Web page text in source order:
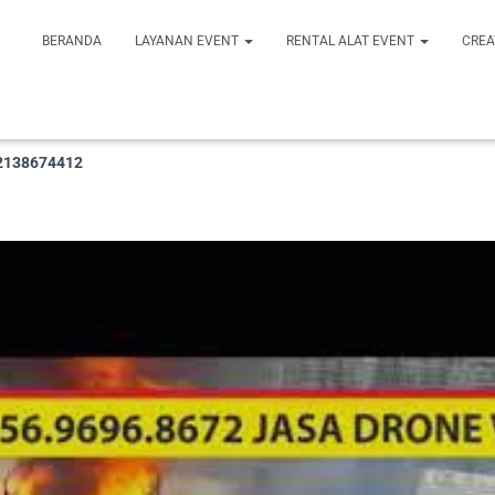
BERANDA LAYANAN EVENT RENTAL ALAT EVENT